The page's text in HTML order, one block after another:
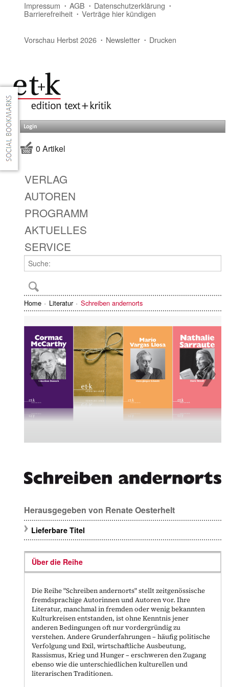
Impressum AGB Datenschutzerklärung
Barrierefreiheit Verträge hier kündigen
Vorschau Herbst 2026 Newsletter Drucken
Login
0 Artikel
VERLAG
AUTOREN
PROGRAMM
AKTUELLES
SERVICE
Home Literatur Schreiben andernorts
Herausgegeben von Renate Oesterhelt
Lieferbare Titel
Über die Reihe
Die Reihe "Schreiben andernorts" stellt zeitgenössische
fremdsprachige Autorinnen und Autoren vor. Ihre
Literatur, manchmal in fremden oder wenig bekannten
Kulturkreisen entstanden, ist ohne Kenntnis jener
anderen Bedingungen oft nur vordergründig zu
verstehen. Andere Grunderfahrungen – häufig politische
Verfolgung und Exil, wirtschaftliche Ausbeutung,
Rassismus, Krieg und Hunger – erschweren den Zugang
ebenso wie die unterschiedlichen kulturellen und
literarischen Traditionen.